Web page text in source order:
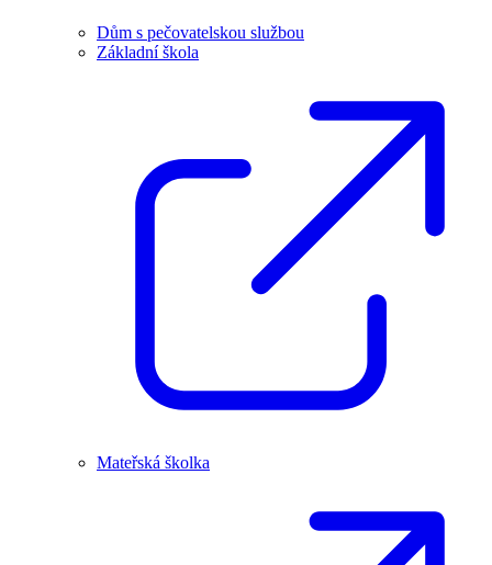
Dům s pečovatelskou službou
Základní škola
Mateřská školka